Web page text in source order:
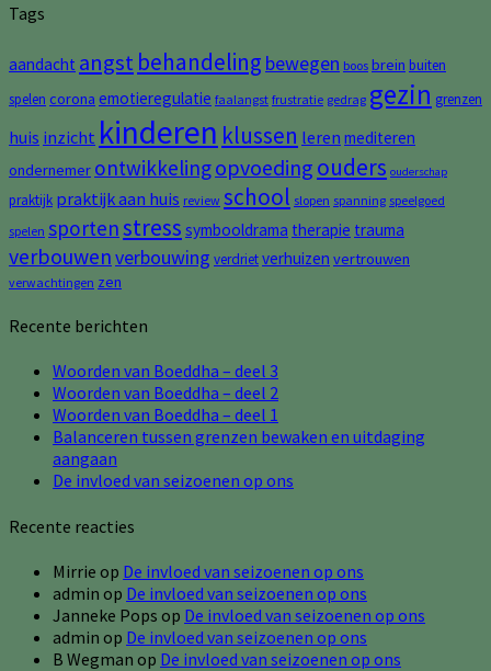
Tags
aandacht angst behandeling bewegen boos brein buiten
spelen corona emotieregulatie faalangst frustratie gedrag gezin grenzen
huis inzicht kinderen klussen leren mediteren
ondernemer ontwikkelingopvoeding ouders ouderschap
praktijk praktijk aan huis review school slopen spanning speelgoed
spelen sportenstress symbooldrama therapie trauma
verbouwenverbouwing verdrietverhuizen vertrouwen
verwachtingen zen
Recente berichten
Woorden van Boeddha – deel 3
Woorden van Boeddha – deel 2
Woorden van Boeddha – deel 1
Balanceren tussen grenzen bewaken en uitdaging
aangaan
De invloed van seizoenen op ons
Recente reacties
Mirrie op De invloed van seizoenen op ons
admin op De invloed van seizoenen op ons
Janneke Pops op De invloed van seizoenen op ons
admin op De invloed van seizoenen op ons
B Wegman op De invloed van seizoenen op ons